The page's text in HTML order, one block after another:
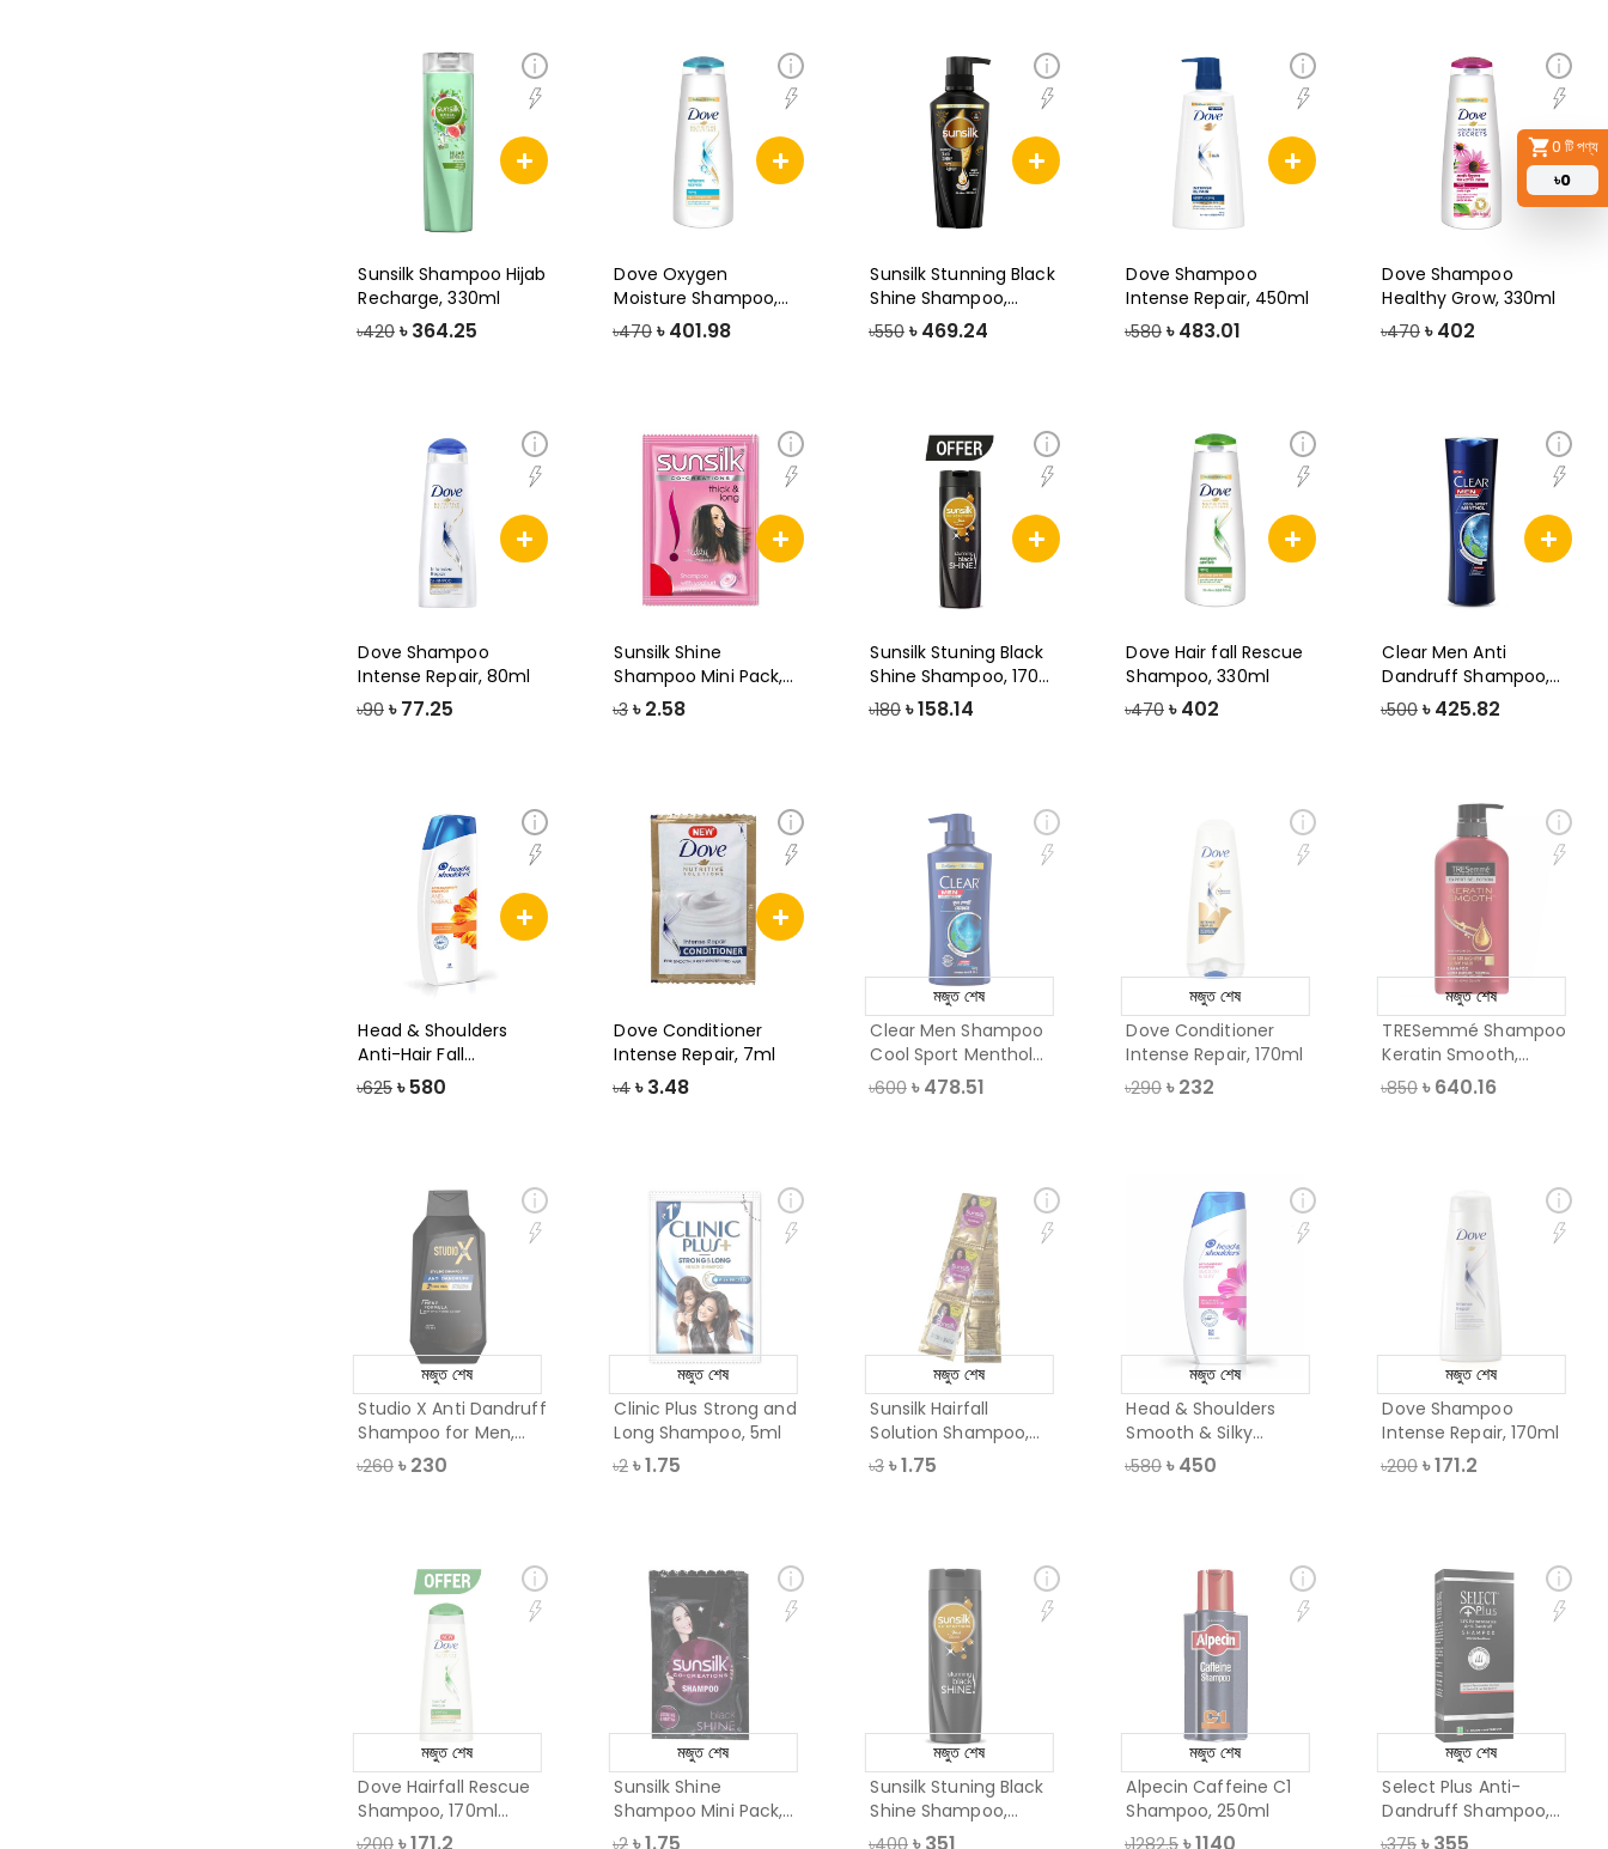
0 টি পণ্য
৳0
Sunsilk Shampoo Hijab
Recharge, 330ml
৳420 ৳ 364.25
Dove Oxygen
Moisture Shampoo,
330ml
৳470 ৳ 401.98
Sunsilk Stunning Black
Shine Shampoo,
450ml
৳550 ৳ 469.24
Dove Shampoo
Intense Repair, 450ml
৳580 ৳ 483.01
Dove Shampoo
Healthy Grow, 330ml
৳470 ৳ 402
Dove Shampoo
Intense Repair, 80ml
৳90 ৳ 77.25
Sunsilk Shine
Shampoo Mini Pack,
Thick & Long
৳3 ৳ 2.58
Sunsilk Stuning Black
Shine Shampoo, 170ml
(Offer)
৳180 ৳158.14
Dove Hair fall Rescue
Shampoo, 330ml
৳470 ৳ 402
Clear Men Anti
Dandruff Shampoo,
330ml, Cool Sport
৳500 ৳ 425.82
Head & Shoulders
Anti-Hair Fall
Shampoo , 340ml
৳625 ৳ 580
Dove Conditioner
Intense Repair, 7ml
৳4 ৳ 3.48
Clear Men Shampoo
Cool Sport Menthol
Anti Dandruff
৳600 ৳ 478.51
মজুত শেষ
Dove Conditioner
Intense Repair, 170ml
৳290 ৳ 232
মজুত শেষ
TRESemmé Shampoo
Keratin Smooth,
580ml
৳850 ৳ 640.16
মজুত শেষ
Studio X Anti Dandruff
Shampoo for Men,
175ml
৳260 ৳ 230
মজুত শেষ
Clinic Plus Strong and
Long Shampoo, 5ml
৳2 ৳1.75
মজুত শেষ
Sunsilk Hairfall
Solution Shampoo,
5.5ml
৳3 ৳1.75
মজুত শেষ
Head & Shoulders
Smooth & Silky
Shampoo, 340ml
৳580 ৳ 450
মজুত শেষ
Dove Shampoo
Intense Repair, 170ml
৳200 ৳171.2
মজুত শেষ
Dove Hairfall Rescue
Shampoo, 170ml
(Offer)
৳200
মজুত শেষ
Sunsilk Shine
Shampoo Mini Pack,
Assorted Fragranc
৳2
মজুত শেষ
Sunsilk Stuning Black
Shine Shampoo,
330ml
৳400
মজুত শেষ
Alpecin Caffeine C1
Shampoo, 250ml
৳1282.5
মজুত শেষ
Select Plus Anti-
Dandruff Shampoo,
200ml
৳375
মজুত শেষ